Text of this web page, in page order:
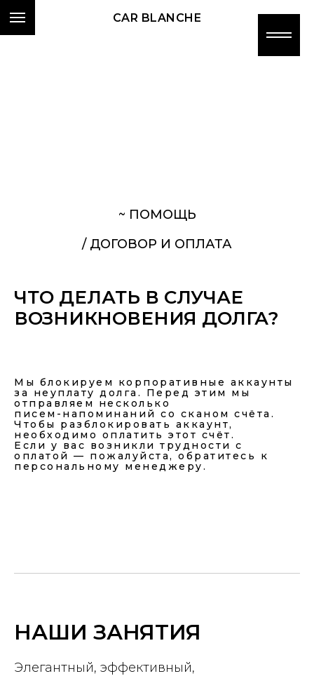
CAR BLANCHE
~ ПОМОЩЬ
/ ДОГОВОР И ОПЛАТА
ЧТО ДЕЛАТЬ В СЛУЧАЕ
ВОЗНИКНОВЕНИЯ ДОЛГА?
Мы блокируем корпоративные аккаунты
за неуплату долга. Перед этим мы
отправляем несколько
писем-напоминаний со сканом счёта.
Чтобы разблокировать аккаунт,
необходимо оплатить этот счёт.
Если у вас возникли трудности с
оплатой — пожалуйста, обратитесь к
персональному менеджеру.
НАШИ ЗАНЯТИЯ
Элегантный, эффективный,